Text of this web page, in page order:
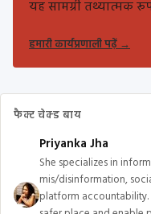
यह सामग्री तथ्यात्मक
हमारी कार्यप्रणाली पढ़ें→
फैक्ट चेक्ड बाय
Priyanka Jha
She specializes in
mis/disinformation,
platform accountability.